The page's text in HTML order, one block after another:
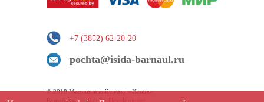
+7 (3852) 62-20-20
pochta@isida-barnaul.ru
© 2018 Медицинский центр «Исида»
Разработка — Adelfo Development